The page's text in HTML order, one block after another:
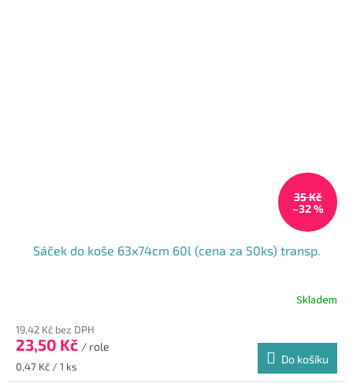
35 Kč
–32 %
Sáček do koše 63x74cm 60l (cena za 50ks) transp.
produktu
je
5,0
Skladem
19,42 Kč bez DPH
23,50 Kč / role
Měrná
cena:
0,47 Kč / 1 ks
Do košíku